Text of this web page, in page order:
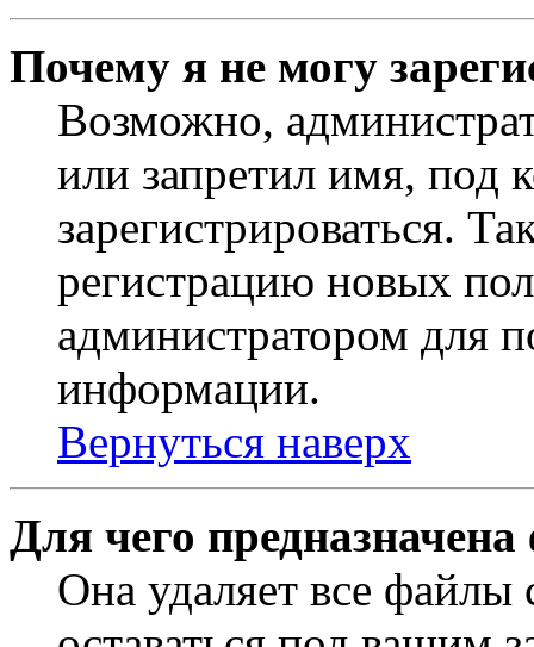
Почему я не могу
Возможно,
или запретил имя, под
зарегистрироваться.
регистрацию новых
администратором для
информации.
Вернуться наверх
Для чего
Она удаляет все файлы